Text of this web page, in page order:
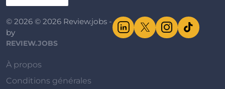
© 2026 © 2026 Review.jobs -
by
REVIEW.JOBS
À propos
Conditions générales